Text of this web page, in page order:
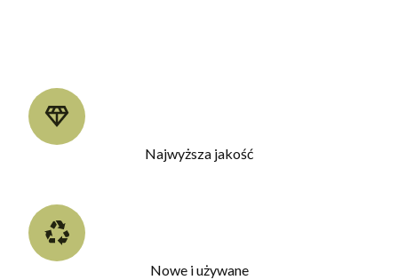
Najwyższa jakość
Nowe i używane